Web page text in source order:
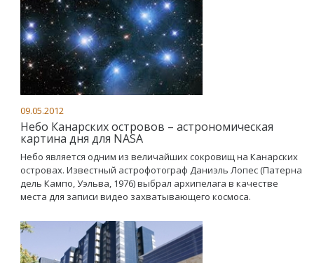
09.05.2012
Небо Канарских островов – астрономическая
картина дня для NASA
Небо является одним из величайших сокровищ на Канарских
островах. Известный астрофотограф Даниэль Лопес (Патерна
дель Кампо, Уэльва, 1976) выбрал архипелага в качестве
места для записи видео захватывающего космоса.